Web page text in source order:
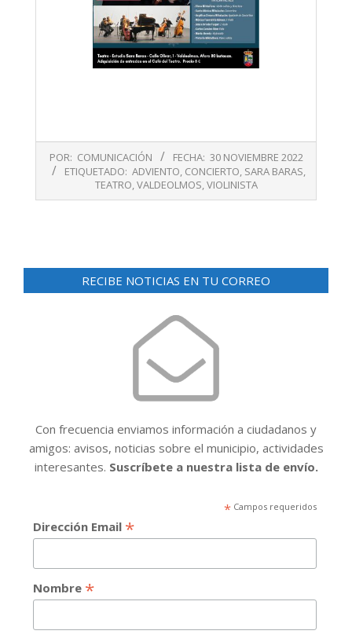
11-
POR: COMUNICACIÓN FECHA: 30 NOVIEMBRE 2022
ETIQUETADO: ADVIENTO, CONCIERTO, SARA BARAS,
TEATRO,VALDEOLMOS,VIOLINISTA
RECIBE NOTICIAS EN TU CORREO
Con frecuencia enviamos información a ciudadanos y
amigos: avisos, noticias sobre el municipio, actividades
interesantes. Suscríbete a nuestra lista de envío.
*Campos requeridos
Dirección Email *
Nombre *